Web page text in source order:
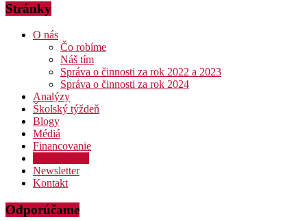
Stránky
O nás
Čo robíme
Náš tím
Správa o činnosti za rok 2022 a 2023
Správa o činnosti za rok 2024
Analýzy
Školský týždeň
Blogy
Médiá
Financovanie
Newsletter
Kontakt
Odporúčame